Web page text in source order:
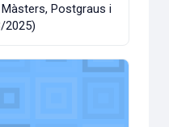
Postgraus i
2025)
Final de Grau (Facultat de